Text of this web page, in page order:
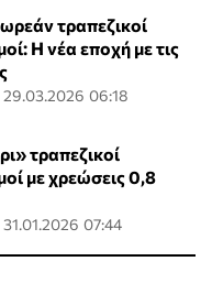
τραπεζικοί
Η νέα εποχή με τις
29.03.2026 06:18
τραπεζικοί
με χρεώσεις 0,8
31.01.2026 07:44